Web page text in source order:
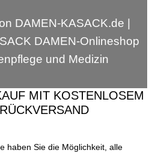
DAMEN-KASACK.de |
DAMEN-Onlineshop
und Medizin
MIT KOSTENLOSEM
RÜCKVERSAND
haben Sie die Möglichkeit, alle